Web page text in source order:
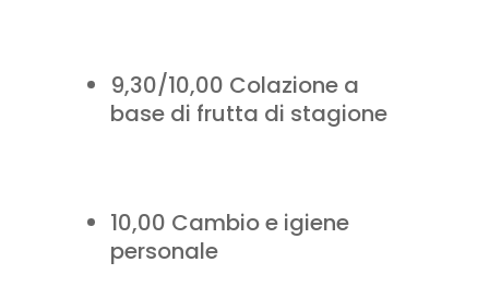
9,30/10,00 Colazione a
base di frutta di stagione
10,00 Cambio e igiene
personale